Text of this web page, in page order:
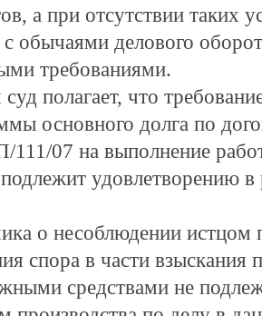
а при отсутствии таких
с обычаями делового
требованиями.
полагает, что
основного долга по
07 на выполнение
удовлетворению
о несоблюдении истцом
спора в части взыскания
средствами не